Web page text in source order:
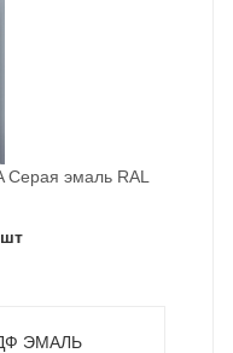
Серая эмаль RAL
ЭМАЛЬ